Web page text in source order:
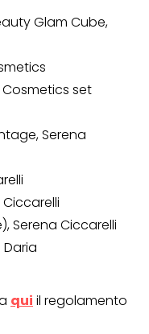
Glam Cube,
Cosmetics set
Serena
Serena Ciccarelli
Daria
qui il regolamento